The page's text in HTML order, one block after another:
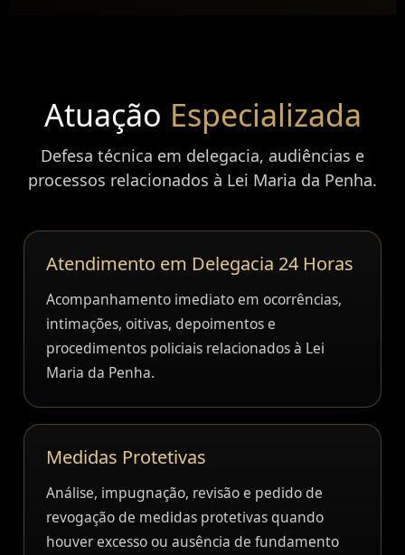
Atuação Especializada
Defesa técnica em delegacia, audiências e
processos relacionados à Lei Maria da Penha.
Atendimento em Delegacia 24 Horas
Acompanhamento imediato em ocorrências,
intimações, oitivas, depoimentos e
procedimentos policiais relacionados à Lei
Maria da Penha.
Medidas Protetivas
Análise, impugnação, revisão e pedido de
revogação de medidas protetivas quando
houver excesso ou ausência de fundamento